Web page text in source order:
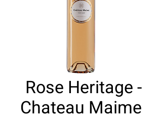
Rose Heritage -
Chateau Maime